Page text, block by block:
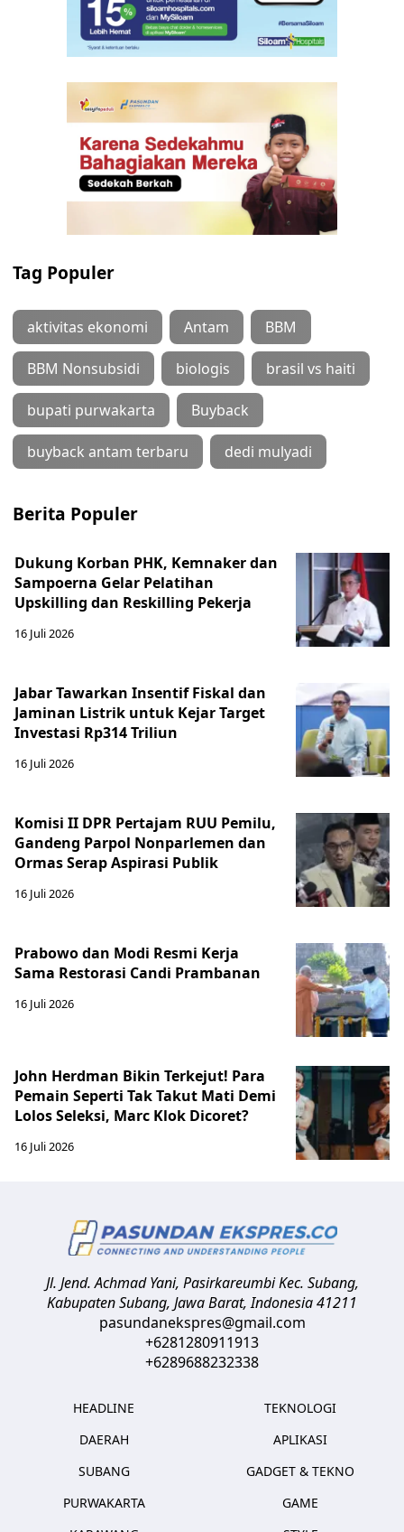
Tag Populer
aktivitas ekonomi Antam BBM
BBM Nonsubsidi biologis brasil vs haiti
bupati purwakarta Buyback
buyback antam terbaru dedi mulyadi
Berita Populer
Dukung Korban PHK, Kemnaker dan
Sampoerna Gelar Pelatihan
Upskilling dan Reskilling Pekerja
16 Juli 2026
Jabar Tawarkan Insentif Fiskal dan
Jaminan Listrik untuk Kejar Target
Investasi Rp314 Triliun
16 Juli 2026
Komisi II DPR Pertajam RUU Pemilu,
Gandeng Parpol Nonparlemen dan
Ormas Serap Aspirasi Publik
16 Juli 2026
Prabowo dan Modi Resmi Kerja
Sama Restorasi Candi Prambanan
16 Juli 2026
John Herdman Bikin Terkejut! Para
Pemain Seperti Tak Takut Mati Demi
Lolos Seleksi, Marc Klok Dicoret?
16 Juli 2026
Jl. Jend. Achmad Yani, Pasirkareumbi Kec. Subang,
Kabupaten Subang, Jawa Barat,Indonesia41211
pasundanekspres@gmail.com
+6281280911913
+6289688232338
HEADLINE
DAERAH
SUBANG
PURWAKARTA
TEKNOLOGI
APLIKASI
GADGET & TEKNO
GAME